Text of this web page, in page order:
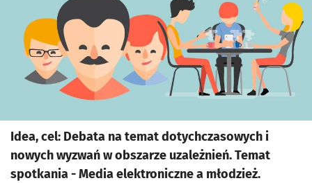
Idea, cel: Debata na temat dotychczasowych i
nowych wyzwań w obszarze uzależnień. Temat
spotkania - Media elektroniczne a młodzież.